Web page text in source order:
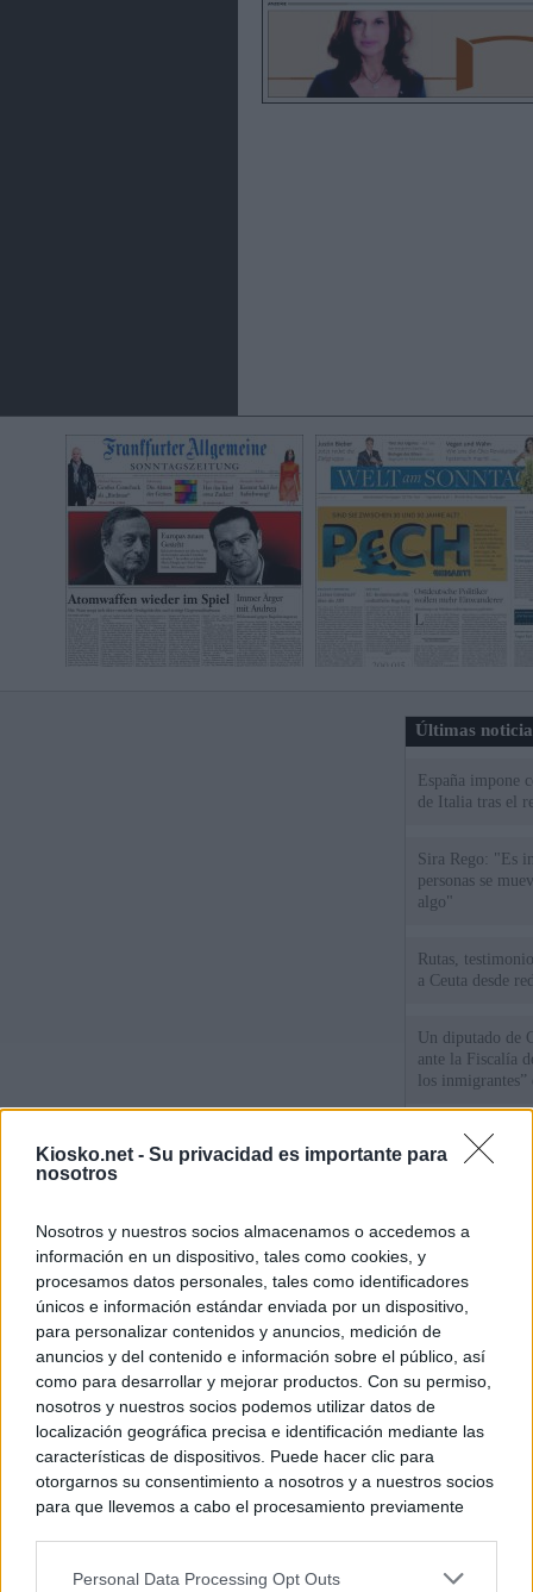
Kiosko.net - Su privacidad es importante para
nosotros
Nosotros y nuestros socios almacenamos o accedemos a
información en un dispositivo, tales como cookies, y
procesamos datos personales, tales como identificadores
únicos e información estándar enviada por un dispositivo,
para personalizar contenidos y anuncios, medición de
anuncios y del contenido e información sobre el público, así
como para desarrollar y mejorar productos. Con su permiso,
nosotros y nuestros socios podemos utilizar datos de
localización geográfica precisa e identificación mediante las
características de dispositivos. Puede hacer clic para
otorgarnos su consentimiento a nosotros y a nuestros socios
para que llevemos a cabo el procesamiento previamente
negar su consentimiento. Tenga en cuenta que algún
Personal Data Processing Opt Outs
Últimas
España impone
de Italia tras el
Sira Rego: "Es
personas se
algo"
Rutas,
a Ceuta desde
Un diputado de
ante la Fiscalía
los inmigrantes”
La Comunidad
de lujo de
euros el diseño
Puerta del Sol
© Kiosko.net Aviso Legal Privacidad y Cookies